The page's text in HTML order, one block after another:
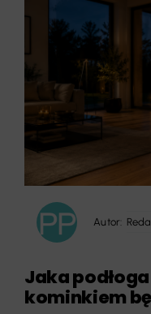
Autor:
Jaka
kominkiem